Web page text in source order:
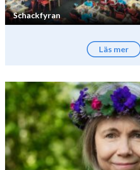
Schackfyran
Läs mer